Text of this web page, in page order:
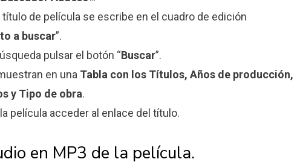
de película se escribe en el cuadro de edición
a buscar”.
pulsar el botón “Buscar”.
en una Tabla con los Títulos, Años de producción,
y Tipo de obra.
película acceder al enlace del título.
en MP3 de la película.